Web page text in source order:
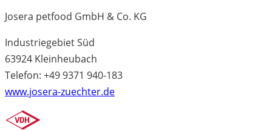
Josera petfood GmbH & Co. KG
Industriegebiet Süd
63924 Kleinheubach
Telefon: +49 9371 940-183
www.josera-zuechter.de